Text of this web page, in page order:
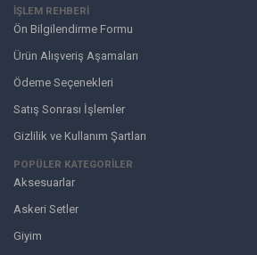
İŞLEM REHBERİ
Ön Bilgilendirme Formu
Ürün Alışveriş Aşamaları
Ödeme Seçenekleri
Satış Sonrası İşlemler
Gizlilik ve Kullanım Şartları
POPÜLER KATEGORİLER
Aksesuarlar
Askeri Setler
Giyim